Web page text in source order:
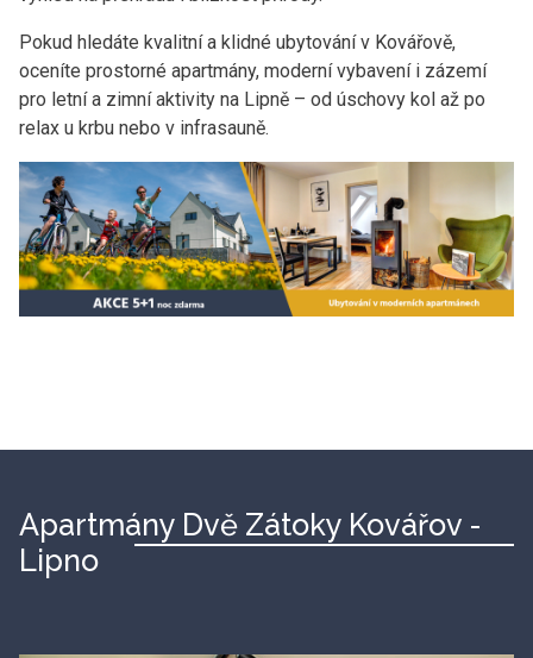
Pokud hledáte kvalitní a klidné ubytování v Kovářově,
oceníte prostorné apartmány, moderní vybavení i zázemí
pro letní a zimní aktivity na Lipně – od úschovy kol až po
relax u krbu nebo v infrasauně.
Apartmány Dvě Zátoky Kovářov -
Lipno